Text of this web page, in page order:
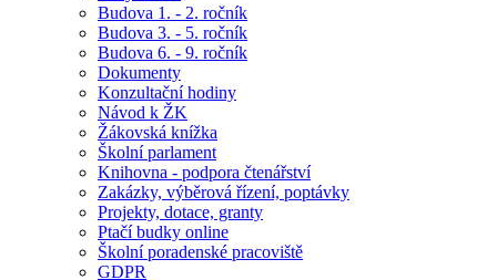
Budova 1. - 2. ročník
Budova 3. - 5. ročník
Budova 6. - 9. ročník
Dokumenty
Konzultační hodiny
Návod k ŽK
Žákovská knížka
Školní parlament
Knihovna - podpora čtenářství
Zakázky, výběrová řízení, poptávky
Projekty, dotace, granty
Ptačí budky online
Školní poradenské pracoviště
GDPR